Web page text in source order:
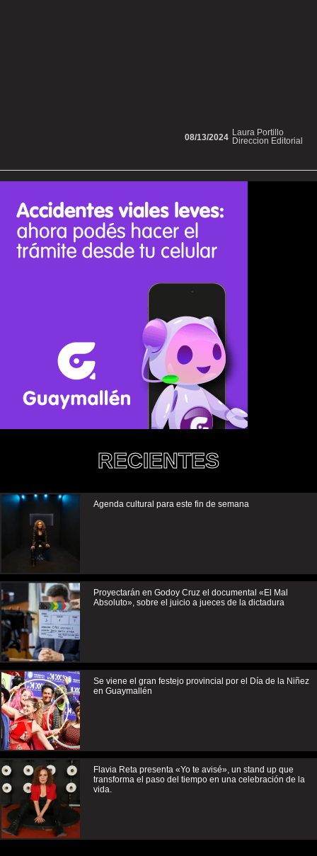
Laura Portillo
Direccion Editorial
08/13/2024
RECIENTES
Agenda cultural para este fin de semana
Proyectarán en Godoy Cruz el documental «El Mal
Absoluto», sobre el juicio a jueces de la dictadura
Se viene el gran festejo provincial por el Día de la Niñez
en Guaymallén
Flavia Reta presenta «Yo te avisé», un stand up que
transforma el paso del tiempo en una celebración de la
vida.